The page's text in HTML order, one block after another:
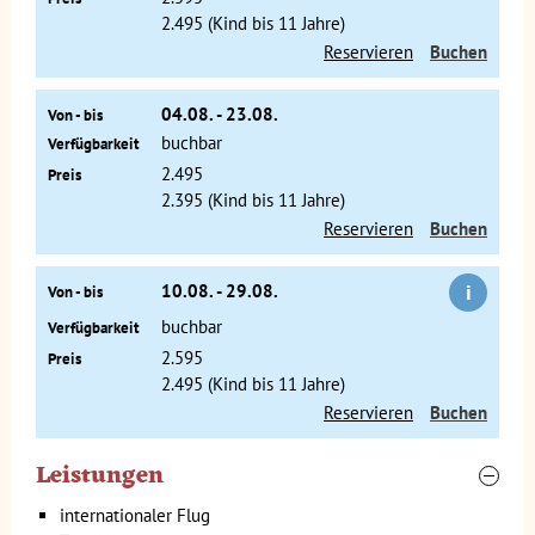
aus der griechischen Mythologie besuchen.
Wenn es euch zu heiß geworden ist, könnt ihr euch in den
kühlen Nationalgärten erholen und die Schildkröten
besuchen. Ihr könnt euren Besuch in dieser quirligen Stadt
lokalen Restaurants oder mit einem Drink auf einer
2.495 (Kind bis 11 Jahre)
Reservieren
Buchen
Von - bis 04.08. - 23.08.
Verfügbarkeit buchbar
Preis
2.495
2.395 (Kind bis 11 Jahre)
Reservieren
Buchen
Von - bis 10.08. - 29.08. i
Verfügbarkeit buchbar
Preis
2.595
2.495 (Kind bis 11 Jahre)
Reservieren
Buchen
Leistungen
internationaler Flug